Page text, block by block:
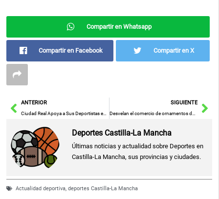
Compartir en Whatsapp
Compartir en Facebook Compartir en X
AntANTERIOR
Ciudad Real Apoya a Sus Deportistas en la Celebración de Sus Éxitos
SIGUIENTE
Desvelan el comercio de ornamentos de vidrio en la Edad del Bronce a partir de muestras de Alicante y Albacete
Deportes Castilla-La Mancha
Últimas noticias y actualidad sobre Deportes en
Castilla-La Mancha, sus provincias y ciudades.
Actualidad deportiva,deportes Castilla-La Mancha